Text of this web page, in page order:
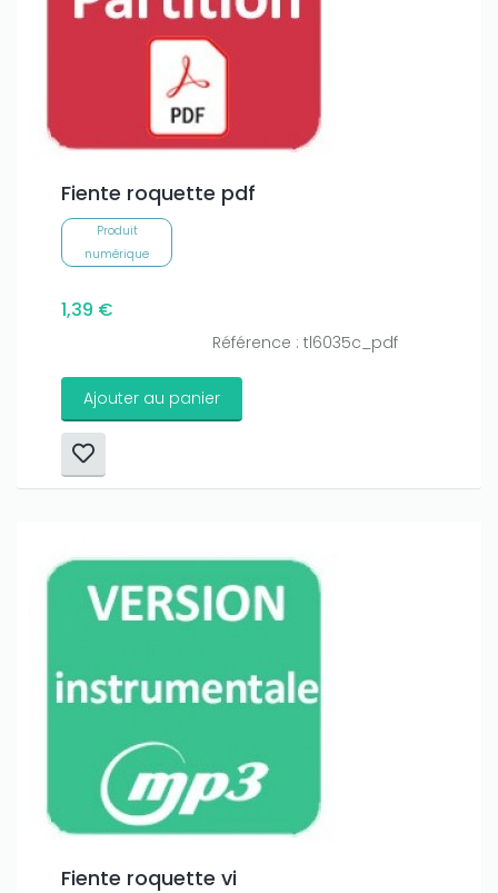
Fiente roquette pdf
Produit
numérique
1,39 €
Référence : tl6035c_pdf
Ajouter au panier
Fiente roquette vi